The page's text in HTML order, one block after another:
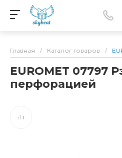
Главная / Каталог товаров /
EUROMET 07797
перфорацией